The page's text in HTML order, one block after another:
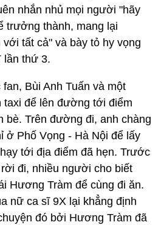
nhắn nhủ mọi người "hãy
trưởng thành, mang lại
tất cả" và bày tỏ hy vọng
lần thứ 3.
Bùi Anh Tuấn và một
taxi để lên đường tới điểm
bè. Trên đường đi, anh chàng
ở Phố Vọng - Hà Nội để lấy
tới địa điểm đã hẹn. Trước
đi, nhiều người cho biết
Hương Tràm để cùng đi ăn.
nữ ca sĩ 9X lại khẳng định
đó bởi Hương Tràm đã